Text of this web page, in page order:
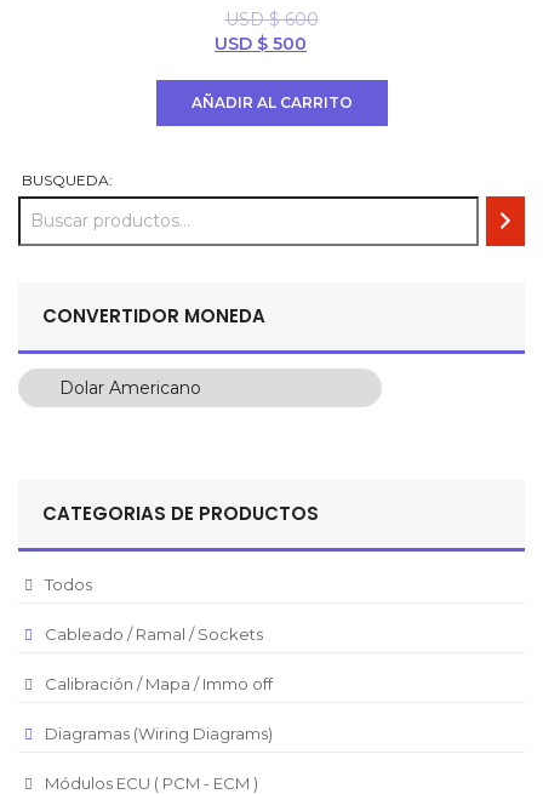
USD $600
El
USD $ 500
AÑADIR AL CARRITO
BUSQUEDA:
CONVERTIDOR MONEDA
Dolar Americano
Dolar Americano
Pesos Mexicanos
Euro
Real Brasilero
CATEGORIAS DE PRODUCTOS
Todos
Cableado / Ramal / Sockets
Calibración / Mapa / Immo off
Diagramas (Wiring Diagrams)
Módulos ECU ( PCM - ECM )